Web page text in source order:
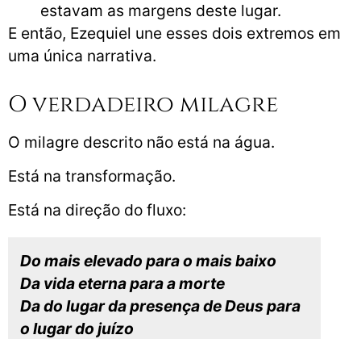
estavam as margens deste lugar.
E então, Ezequiel une esses dois extremos em
uma única narrativa.
O verdadeiro milagre
O milagre descrito não está na água.
Está na transformação.
Está na direção do fluxo:
Do mais elevado para o mais baixo
Da vida eterna para a morte
Da do lugar da presença de Deus para
o lugar do juízo